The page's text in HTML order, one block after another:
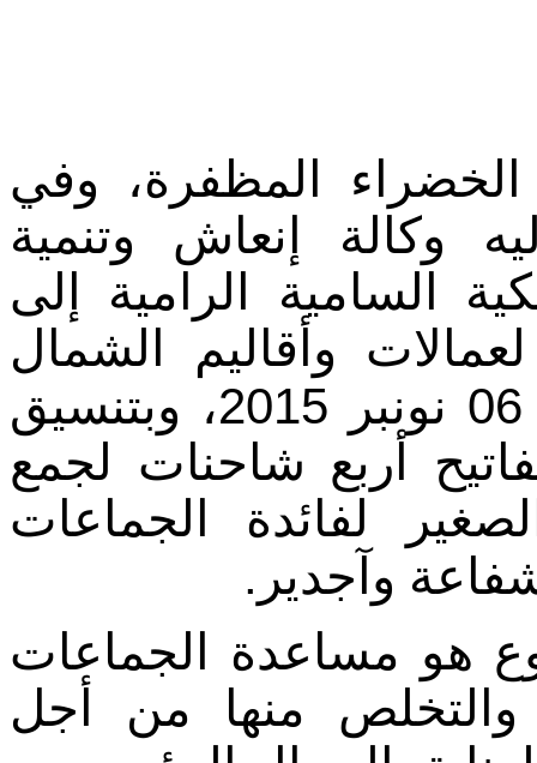
المظفرة، وفي
وكالة إنعاش وتنمية
السامية الرامية إلى
لعمالات وأقاليم الشمال
06 نونبر 2015، وبتنسيق
أربع شاحنات لجمع
لفائدة الجماعات
وآجدير .
هو مساعدة الجماعات
والتخلص منها من أجل